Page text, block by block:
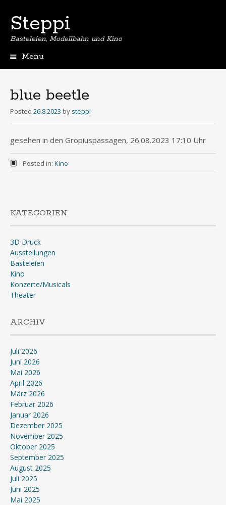
Steppi
Basteleien, Modellbahn und Kino
Menu
blue beetle
Posted 26.8.2023 by steppi
gesehen in den Gropiuspassagen, 26.08.2023 17:10 Uhr
Posted in: Kino
KATEGORIEN
3D Druck
Ausstellungen
Basteleien
Kino
Konzerte/Musicals
Theater
ARCHIV
Juli 2026
Juni 2026
Mai 2026
April 2026
März 2026
Februar 2026
Januar 2026
Dezember 2025
November 2025
Oktober 2025
September 2025
August 2025
Juli 2025
Juni 2025
Mai 2025